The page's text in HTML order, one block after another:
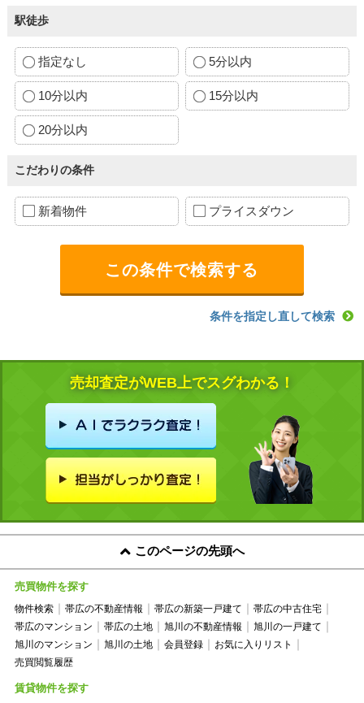
駅徒歩
指定なし 5分以内
10分以内 15分以内
20分以内
こだわりの条件
新着物件 プライスダウン
条件を指定し直して検索
売却査定がWEB上でスグわかる！
このページの先頭へ
売買物件を探す
物件検索 帯広の不動産情報 帯広の新築一戸建て
帯広の中古住宅
帯広のマンション
帯広の土地 旭川の不動産情報
旭川の一戸建て
旭川のマンション
旭川の土地 会員登録
お気に入りリスト
売買閲覧履歴
賃貸物件を探す